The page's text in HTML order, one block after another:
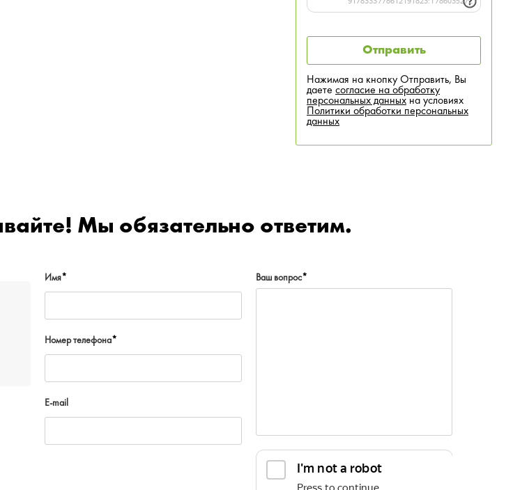
Нажимая на кнопку Отправить, Вы
даете согласие на обработку
персональных данных на условиях
Политики обработки персональных
данных
Мы обязательно ответим.
Имя*
Номер телефона*
E-mail
Ваш вопрос*